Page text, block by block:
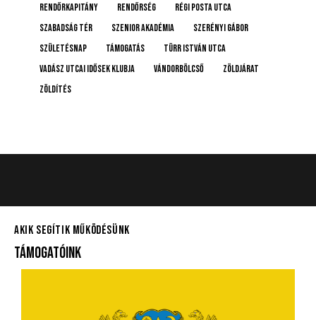
rendőrkapitány
rendőrség
Régi posta utca
Szabadság tér
Szenior Akadémia
Szerényi Gábor
születésnap
támogatás
Türr István utca
Vadász Utcai Idősek Klubja
Vándorbölcső
Zöldjárat
Zöldítés
AKIK SEGÍTIK MŰKÖDÉSÜNK
TÁMOGATÓINK